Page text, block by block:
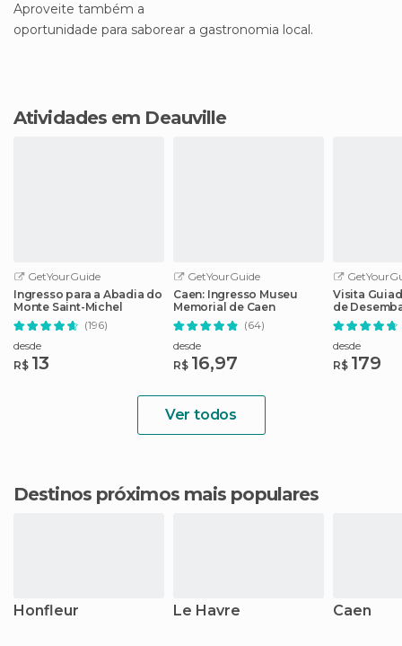
Aproveite também a
oportunidade para saborear a gastronomia local.
Atividades em Deauville
GetYourGuide
Ingresso para a Abadia do
Monte Saint-Michel
(196)
desde
R$ 13
GetYourGuide
Caen: Ingresso Museu
Memorial de Caen
(64)
desde
R$ 16,97
Visita
de
Memorial
desde
R$ 179
Ver todos
Destinos próximos mais populares
Honfleur Le Havre Caen